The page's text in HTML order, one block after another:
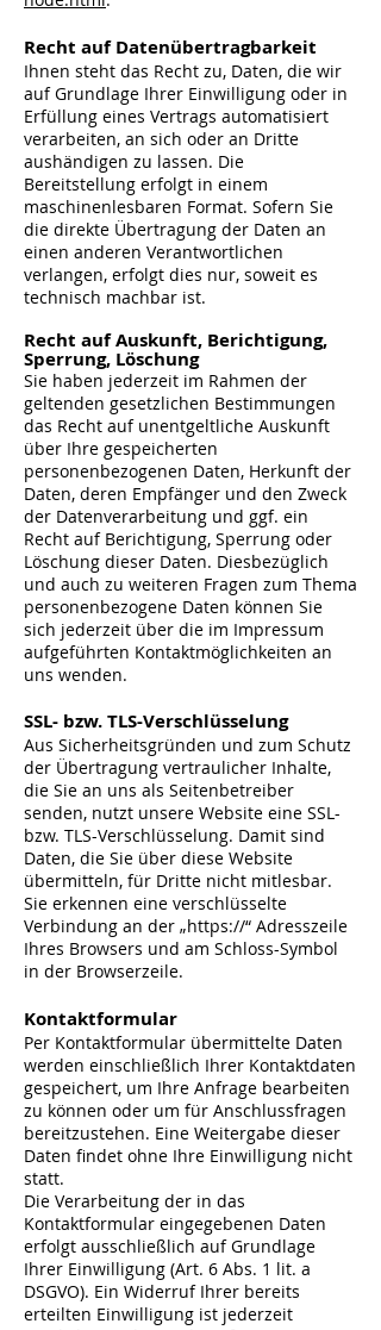
Recht auf Datenübertragbarkeit
Ihnen steht das Recht zu, Daten, die wir
auf Grundlage Ihrer Einwilligung oder in
Erfüllung eines Vertrags automatisiert
verarbeiten, an sich oder an Dritte
aushändigen zu lassen. Die
Bereitstellung erfolgt in einem
maschinenlesbaren Format. Sofern Sie
die direkte Übertragung der Daten an
einen anderen Verantwortlichen
verlangen, erfolgt dies nur, soweit es
technisch machbar ist.
Recht auf Auskunft, Berichtigung,
Sperrung, Löschung
Sie haben jederzeit im Rahmen der
geltenden gesetzlichen Bestimmungen
das Recht auf unentgeltliche Auskunft
über Ihre gespeicherten
personenbezogenen Daten, Herkunft der
Daten, deren Empfänger und den Zweck
der Datenverarbeitung und ggf. ein
Recht auf Berichtigung, Sperrung oder
Löschung dieser Daten. Diesbezüglich
und auch zu weiteren Fragen zum Thema
personenbezogene Daten können Sie
sich jederzeit über die im Impressum
aufgeführten Kontaktmöglichkeiten an
uns wenden.
SSL- bzw. TLS-Verschlüsselung
Aus Sicherheitsgründen und zum Schutz
der Übertragung vertraulicher Inhalte,
die Sie an uns als Seitenbetreiber
senden, nutzt unsere Website eine SSL-
bzw. TLS-Verschlüsselung. Damit sind
Daten, die Sie über diese Website
übermitteln, für Dritte nicht mitlesbar.
Sie erkennen eine verschlüsselte
Verbindung an der „https://“ Adresszeile
Ihres Browsers und am Schloss-Symbol
in der Browserzeile.
Kontaktformular
Per Kontaktformular übermittelte Daten
werden einschließlich Ihrer Kontaktdaten
gespeichert, um Ihre Anfrage bearbeiten
zu können oder um für Anschlussfragen
bereitzustehen. Eine Weitergabe dieser
Daten findet ohne Ihre Einwilligung nicht
statt.
Die Verarbeitung der in das
Kontaktformular eingegebenen Daten
erfolgt ausschließlich auf Grundlage
Ihrer Einwilligung (Art. 6 Abs. 1 lit. a
DSGVO). Ein Widerruf Ihrer bereits
erteilten Einwilligung ist jederzeit